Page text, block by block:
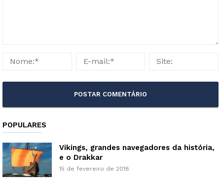
POPULARES
Vikings, grandes navegadores da história,
e o Drakkar
15 de fevereiro de 2018